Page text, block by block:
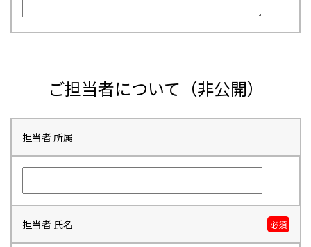
ご担当者について（非公開）
担当者 所属
担当者 氏名 必須